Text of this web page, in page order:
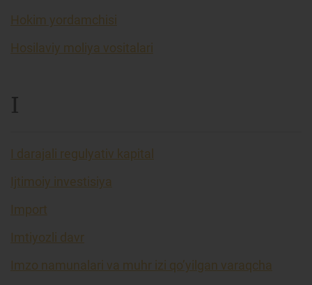
Hokim yordamchisi
Hosilaviy moliya vositalari
I
I darajali regulyativ kapital
Ijtimoiy investisiya
Import
Imtiyozli davr
Imzo namunalari va muhr izi qo’yilgan varaqcha